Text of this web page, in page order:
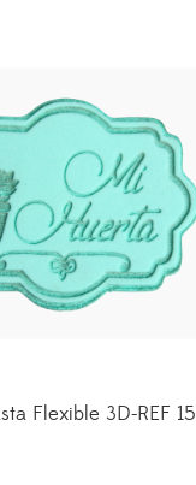
Flexible 3D-REF 15